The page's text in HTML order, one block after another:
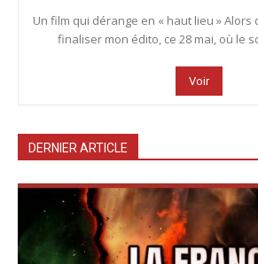
Un film qui dérange en « haut lieu » Alors
finaliser mon édito, ce 28 mai, où le
Voir
DERNIER ARTICLE